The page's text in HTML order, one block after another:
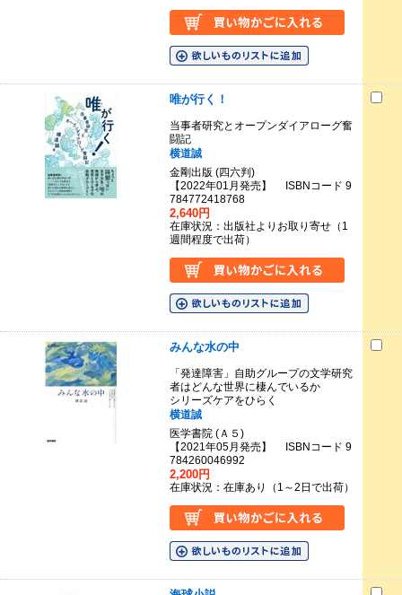
唯が行く！
当事者研究とオープンダイアローグ奮
闘記
横道誠
金剛出版 (四六判)
【2022年01月発売】 ISBNコード 9
784772418768
2,640円
在庫状況：出版社よりお取り寄せ（1
週間程度で出荷）
みんな水の中
「発達障害」自助グループの文学研究
者はどんな世界に棲んでいるか
シリーズケアをひらく
横道誠
医学書院 (Ａ５)
【2021年05月発売】 ISBNコード 9
784260046992
2,200円
在庫状況：在庫あり（1～2日で出荷）